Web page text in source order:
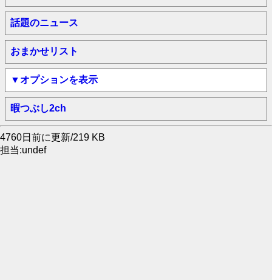
話題のニュース
おまかせリスト
▼オプションを表示
暇つぶし2ch
4760日前に更新/219 KB
担当:undef